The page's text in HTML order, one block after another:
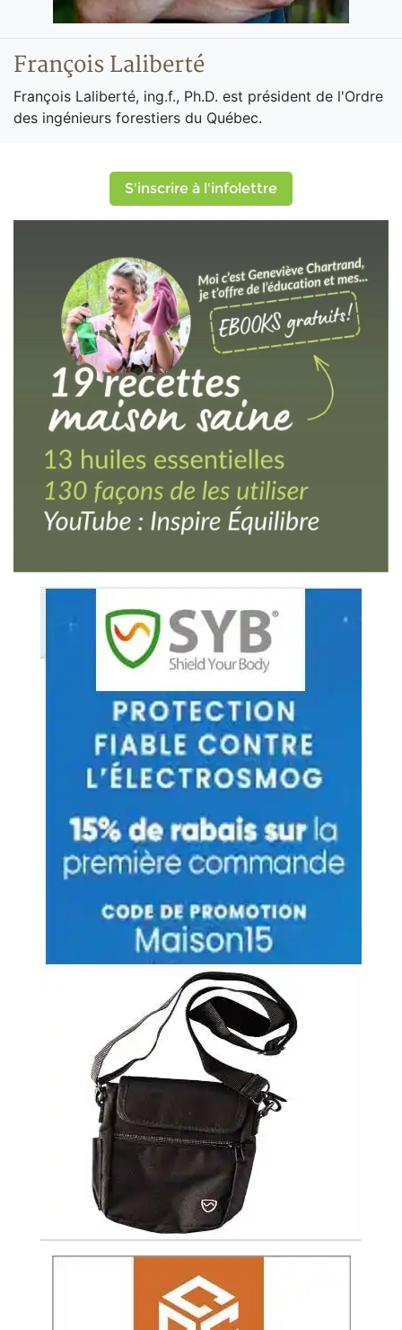
François Laliberté
François Laliberté, ing.f., Ph.D. est président de l'Ordre
des ingénieurs forestiers du Québec.
S'inscrire à l'infolettre